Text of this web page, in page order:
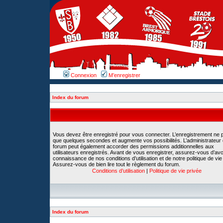
Connexion M’enregistrer
Index du forum
Vous devez être enregistré pour vous connecter. L’enregistrement ne
que quelques secondes et augmente vos possibilités. L’administrateur
forum peut également accorder des permissions additionnelles aux
utilisateurs enregistrés. Avant de vous enregistrer, assurez-vous
connaissance de nos conditions d’utilisation et de notre politique de
Assurez-vous de bien lire tout le règlement du forum.
Conditions d’utilisation | Politique de vie privée
Index du forum